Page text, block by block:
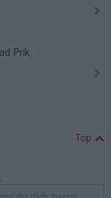
Prik
Top